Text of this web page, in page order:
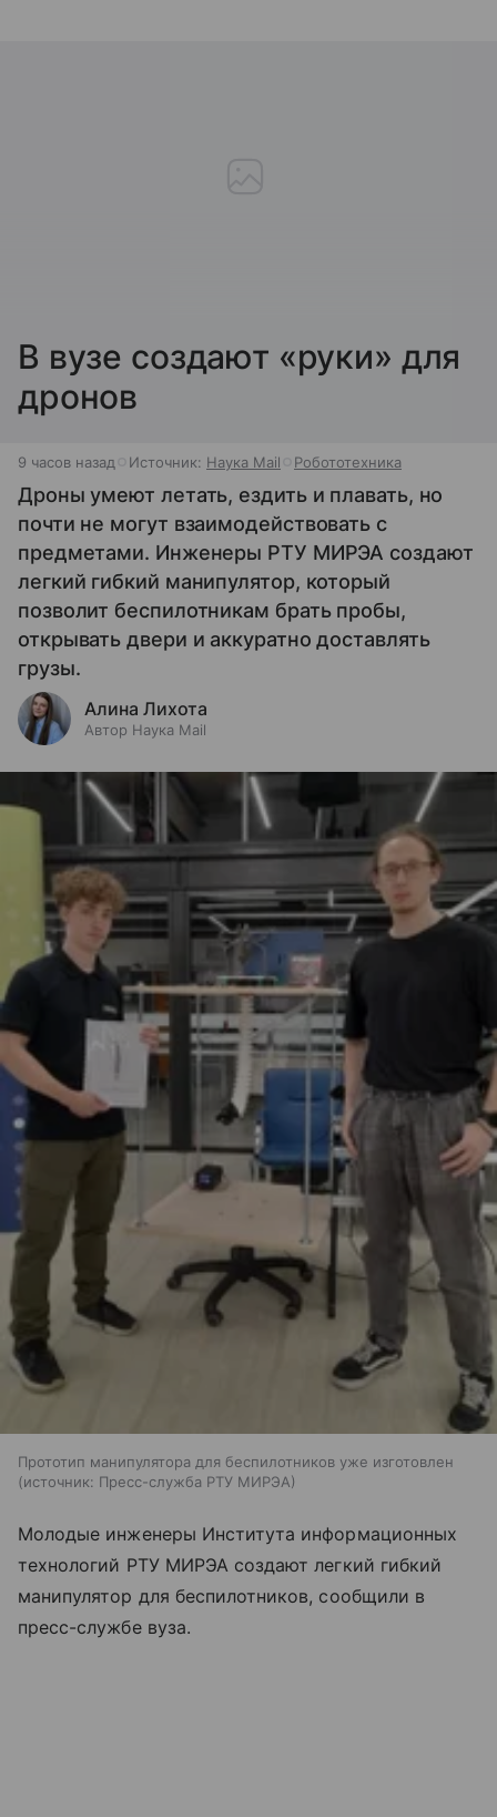
В вузе создают «руки» для
дронов
9 часов назад Источник: Наука Mail Робототехника
Дроны умеют летать, ездить и плавать, но
почти не могут взаимодействовать с
предметами. Инженеры РТУ МИРЭА создают
легкий гибкий манипулятор, который
позволит беспилотникам брать пробы,
открывать двери и аккуратно доставлять
грузы.
Алина Лихота
Автор Наука Mail
Прототип манипулятора для беспилотников уже изготовлен
источник: Пресс-служба РТУ МИРЭА
Молодые инженеры Института информационных
технологий РТУ МИРЭА создают легкий гибкий
манипулятор для беспилотников, сообщили в
пресс-службе вуза.